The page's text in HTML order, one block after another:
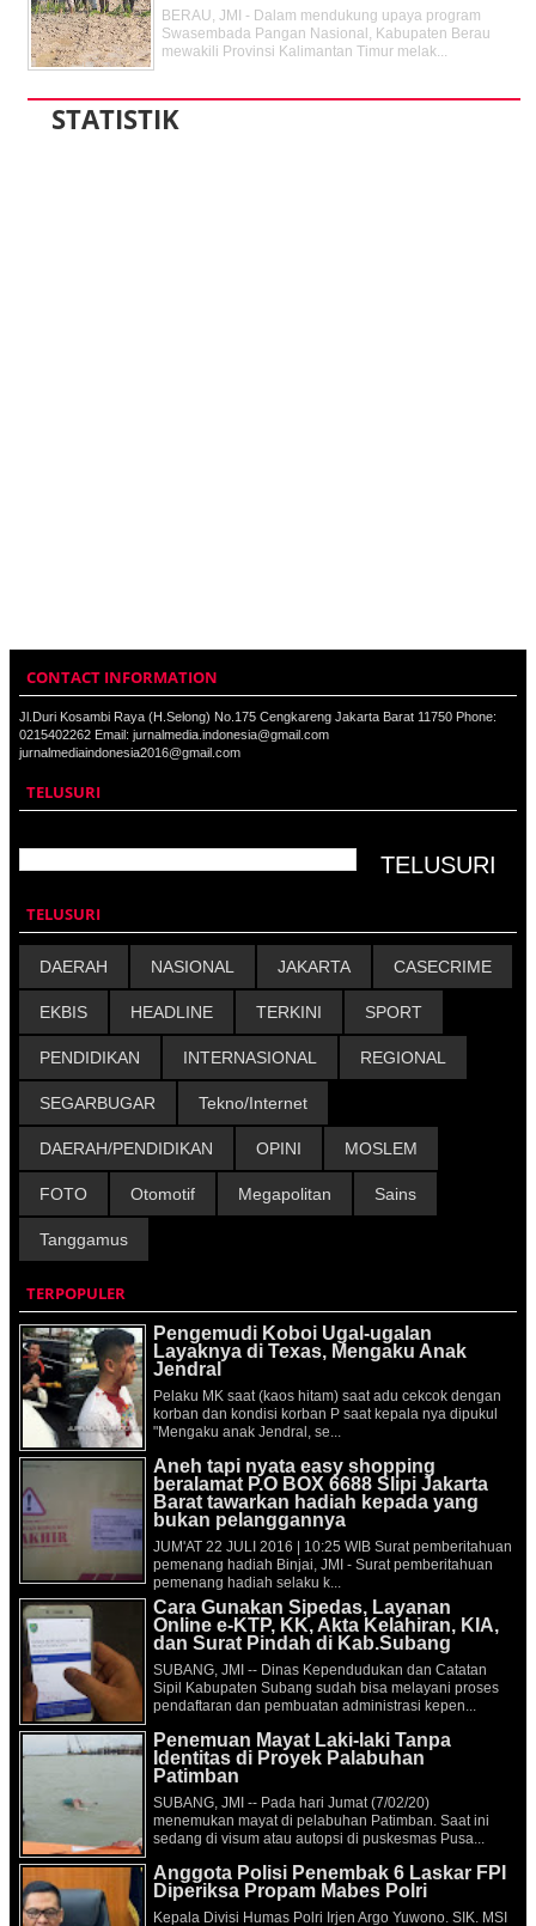
BERAU, JMI - Dalam mendukung upaya program
Swasembada Pangan Nasional, Kabupaten Berau
mewakili Provinsi Kalimantan Timur melak...
STATISTIK
CONTACT INFORMATION
Jl.Duri Kosambi Raya (H.Selong) No.175 Cengkareng Jakarta Barat 11750 Phone:
0215402262 Email: jurnalmedia.indonesia@gmail.com
jurnalmediaindonesia2016@gmail.com
TELUSURI
TELUSURI
DAERAH NASIONAL JAKARTA CASECRIME
EKBIS HEADLINE TERKINI SPORT
PENDIDIKAN INTERNASIONAL REGIONAL
SEGARBUGAR Tekno/Internet
DAERAH/PENDIDIKAN OPINI MOSLEM
FOTO Otomotif Megapolitan Sains
Tanggamus
TERPOPULER
Pengemudi Koboi Ugal-ugalan
Layaknya di Texas, Mengaku Anak
Jendral
Pelaku MK saat (kaos hitam) saat adu cekcok dengan
korban dan kondisi korban P saat kepala nya dipukul
"Mengaku anak Jendral, se...
Aneh tapi nyata easy shopping
beralamat P.O BOX 6688 Slipi Jakarta
Barat tawarkan hadiah kepada yang
bukan pelanggannya
JUM'AT 22 JULI 2016 | 10:25 WIB Surat pemberitahuan
pemenang hadiah Binjai, JMI - Surat pemberitahuan
pemenang hadiah selaku k...
Cara Gunakan Sipedas, Layanan
Online e-KTP, KK, Akta Kelahiran, KIA,
dan Surat Pindah di Kab.Subang
SUBANG, JMI -- Dinas Kependudukan dan Catatan
Sipil Kabupaten Subang sudah bisa melayani proses
pendaftaran dan pembuatan administrasi kepen...
Penemuan Mayat Laki-laki Tanpa
Identitas di Proyek Palabuhan
Patimban
SUBANG, JMI -- Pada hari Jumat (7/02/20)
menemukan mayat di pelabuhan Patimban. Saat ini
sedang di visum atau autopsi di puskesmas Pusa...
Anggota Polisi Penembak 6 Laskar FPI
Diperiksa Propam Mabes Polri
Kepala Divisi Humas Polri Irjen Argo Yuwono. SIK. MSI